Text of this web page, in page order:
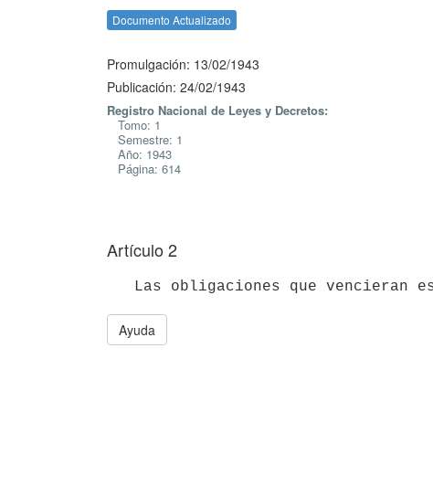
Documento Actualizado
Promulgación: 13/02/1943
Publicación: 24/02/1943
Registro Nacional de Leyes y Decretos:
Tomo: 1
Semestre: 1
Año: 1943
Página: 614
Artículo 2
Ayuda